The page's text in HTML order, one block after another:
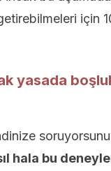
için
yasada
hala bu